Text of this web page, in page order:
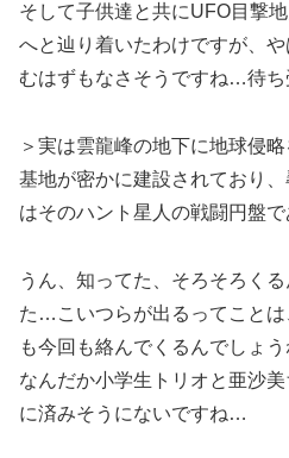
そして子供達と共にUFO目撃
へと辿り着いたわけですが、
むはずもなさそうですね…待
＞実は雲龍峰の地下に地球侵
基地が密かに建設されており
はそのハント星人の戦闘円盤で
うん、知ってた、そろそろく
た…こいつらが出るってこと
も今回も絡んでくるんでしょ
なんだか小学生トリオと亜沙
に済みそうにないですね…